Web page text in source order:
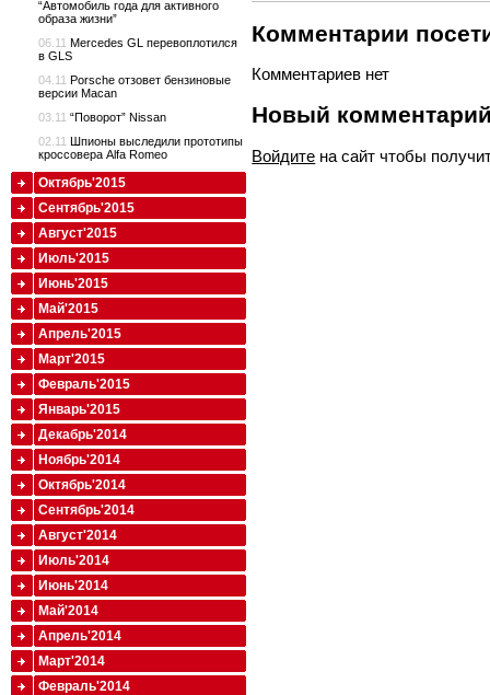
Комментарии
Комментариев нет
Новый
Войдите на сайт чтобы
“Автомобиль года для активного
образа жизни”
06.11 Mercedes GL перевоплотился
в GLS
04.11 Porsche отзовет бензиновые
версии Macan
03.11 “Поворот” Nissan
02.11 Шпионы выследили прототипы
кроссовера Alfa Romeo
Октябрь'2015
Сентябрь'2015
Август'2015
Июль'2015
Июнь'2015
Май'2015
Апрель'2015
Март'2015
Февраль'2015
Январь'2015
Декабрь'2014
Ноябрь'2014
Октябрь'2014
Сентябрь'2014
Август'2014
Июль'2014
Июнь'2014
Май'2014
Апрель'2014
Март'2014
Февраль'2014